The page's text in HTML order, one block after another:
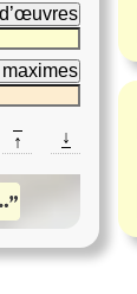
maximes
↓
↑